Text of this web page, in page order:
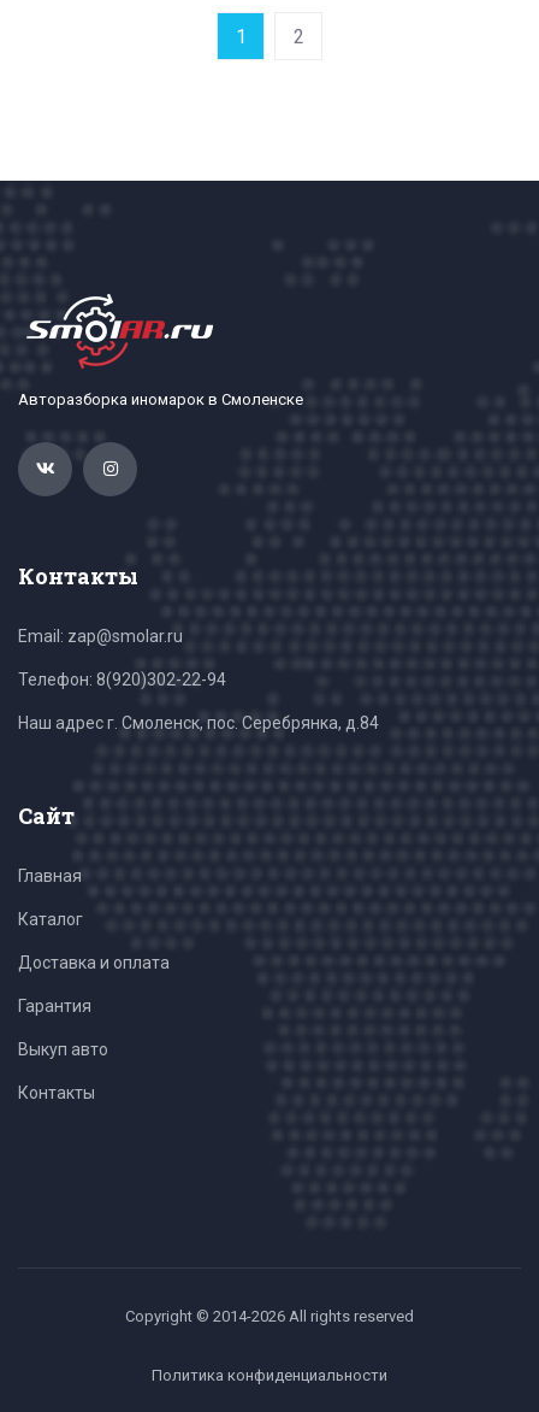
1 2
Авторазборка иномарок в Смоленске
Контакты
Email: zap@smolar.ru
Телефон: 8(920)302-22-94
Наш адрес г. Смоленск, пос. Серебрянка, д.84
Сайт
Главная
Каталог
Доставка и оплата
Гарантия
Выкуп авто
Контакты
Copyright © 2014-2026 All rights reserved
Политика конфиденциальности